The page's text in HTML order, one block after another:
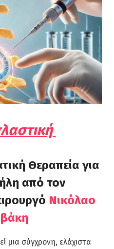
Θεραπεία για
από τον
Νικόλαο
μια σύγχρονη, ελάχιστα